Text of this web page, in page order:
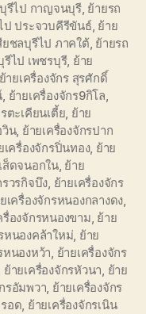
รีไป กาญจนบุรี, ย้ายรถ
ป ประจวบคีรีขันธ์, ย้าย
ยชลบุรีไป ภาคใต้, ย้ายรถ
รีไป เพชรบุรี, ย้าย
ย้ายเครื่องจักร สุรศักดิ์
, ย้ายเครื่องจักร9กิโล,
ตะเคียนเตี้ย, ย้าย
วิน, ย้ายเครื่องจักรปาก
เครื่องจักรปิ่นทอง, ย้าย
ส็ดจนอกใน, ย้าย
วรกิจบึง, ย้ายเครื่องจักร
เครื่องจักรหนองกลางดง,
รื่องจักรหนองขาม, ย้าย
หนองคล้าใหม่, ย้าย
หนองหว้า, ย้ายเครื่องจักร
ย้ายเครื่องจักรหัวนา, ย้าย
รอัมพวา, ย้ายเครื่องจักร
อด, ย้ายเครื่องจักรเนิน